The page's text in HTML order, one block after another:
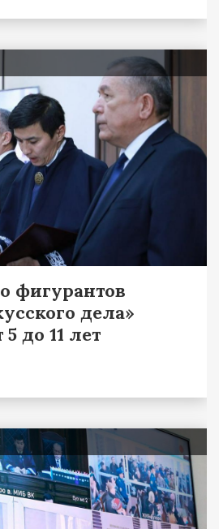
фигурантов
дела»
до 11 лет